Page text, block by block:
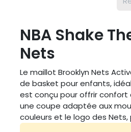
NBA Shake
Nets
Le maillot Brooklyn Nets
de basket pour enfants,
est conçu pour offrir
une coupe adaptée aux
couleurs et le logo des